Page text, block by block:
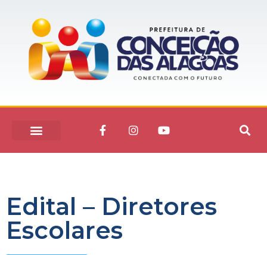
Edital – Diretores
Escolares